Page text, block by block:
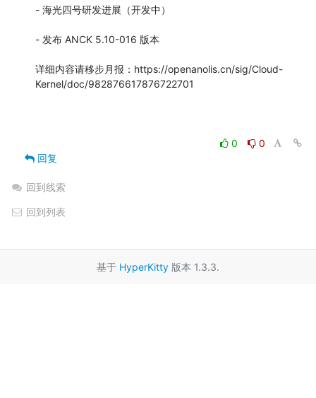
- 海光四号研发进展（开发中）
- 发布 ANCK 5.10-016 版本
详细内容请移步月报：https://openanolis.cn/sig/Cloud-
Kernel/doc/982876617876722701
0
0
回复
回到线索
回到列表
基于 HyperKitty 版本 1.3.3.